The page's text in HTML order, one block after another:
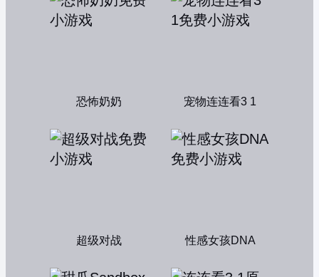
恐怖奶奶 宠物连连看3 1
超级对战 性感女孩DNA